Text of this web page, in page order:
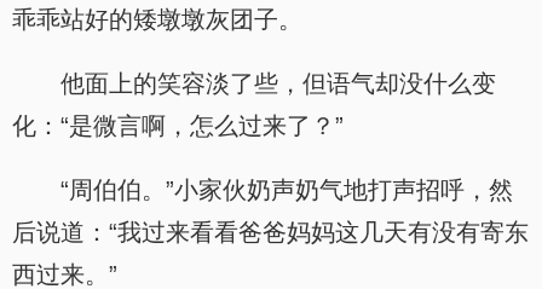
乖乖站好的矮墩墩灰团子。
他面上的笑容淡了些，但语气却没什么变
化：“是微言啊，怎么过来了？”
“周伯伯。”小家伙奶声奶气地打声招呼，然
后说道：“我过来看看爸爸妈妈这几天有没有寄东
西过来。”